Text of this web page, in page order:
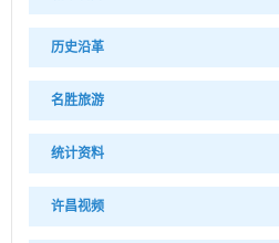
历史沿革
名胜旅游
统计资料
许昌视频